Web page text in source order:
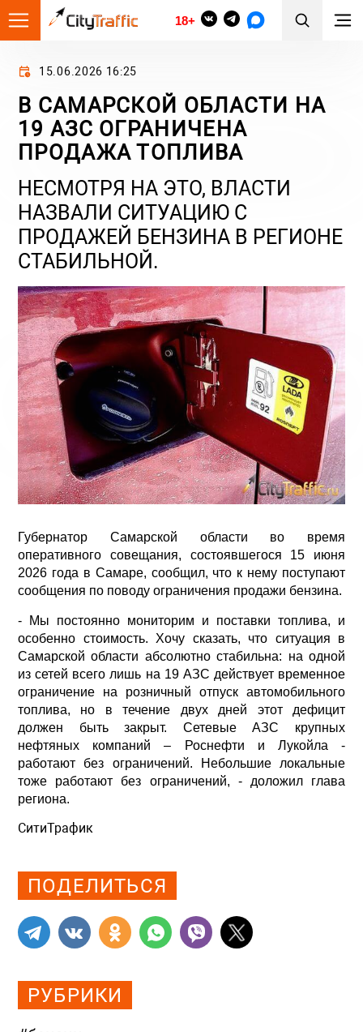
18+
15.06.2026 16:25
В САМАРСКОЙ ОБЛАСТИ НА
19 АЗС ОГРАНИЧЕНА
ПРОДАЖА ТОПЛИВА
НЕСМОТРЯ НА ЭТО, ВЛАСТИ
НАЗВАЛИ СИТУАЦИЮ С
ПРОДАЖЕЙ БЕНЗИНА В РЕГИОНЕ
СТАБИЛЬНОЙ.
Губернатор Самарской области во время
оперативного совещания, состоявшегося 15 июня
2026 года в Самаре, сообщил, что к нему поступают
сообщения по поводу ограничения продажи бензина.
- Мы постоянно мониторим и поставки топлива, и
особенно стоимость. Хочу сказать, что ситуация в
Самарской области абсолютно стабильна: на одной
из сетей всего лишь на 19 АЗС действует временное
ограничение на розничный отпуск автомобильного
топлива, но в течение двух дней этот дефицит
должен быть закрыт. Сетевые АЗС крупных
нефтяных компаний – Роснефти и Лукойла -
работают без ограничений. Небольшие локальные
тоже работают без ограничений, - доложил глава
региона.
СитиТрафик
ПОДЕЛИТЬСЯ
РУБРИКИ